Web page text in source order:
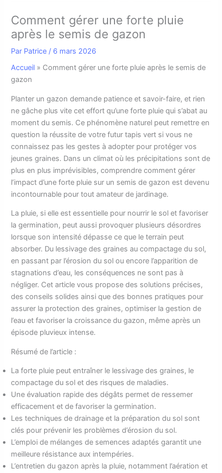
Comment gérer une forte pluie
après le semis de gazon
Par Patrice / 6 mars 2026
Accueil » Comment gérer une forte pluie après le semis de
gazon
Planter un gazon demande patience et savoir-faire, et rien
ne gâche plus vite cet effort qu’une forte pluie qui s’abat au
moment du semis. Ce phénomène naturel peut remettre en
question la réussite de votre futur tapis vert si vous ne
connaissez pas les gestes à adopter pour protéger vos
jeunes graines. Dans un climat où les précipitations sont de
plus en plus imprévisibles, comprendre comment gérer
l’impact d’une forte pluie sur un semis de gazon est devenu
incontournable pour tout amateur de jardinage.
La pluie, si elle est essentielle pour nourrir le sol et favoriser
la germination, peut aussi provoquer plusieurs désordres
lorsque son intensité dépasse ce que le terrain peut
absorber. Du lessivage des graines au compactage du sol,
en passant par l’érosion du sol ou encore l’apparition de
stagnations d’eau, les conséquences ne sont pas à
négliger. Cet article vous propose des solutions précises,
des conseils solides ainsi que des bonnes pratiques pour
assurer la protection des graines, optimiser la gestion de
l’eau et favoriser la croissance du gazon, même après un
épisode pluvieux intense.
Résumé de l’article :
La forte pluie peut entraîner le lessivage des graines, le
compactage du sol et des risques de maladies.
Une évaluation rapide des dégâts permet de ressemer
efficacement et de favoriser la germination.
Les techniques de drainage et la préparation du sol sont
clés pour prévenir les problèmes d’érosion du sol.
L’emploi de mélanges de semences adaptés garantit une
meilleure résistance aux intempéries.
L’entretien du gazon après la pluie, notamment l’aération et